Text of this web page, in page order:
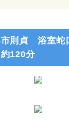
市則貞 浴室
120分